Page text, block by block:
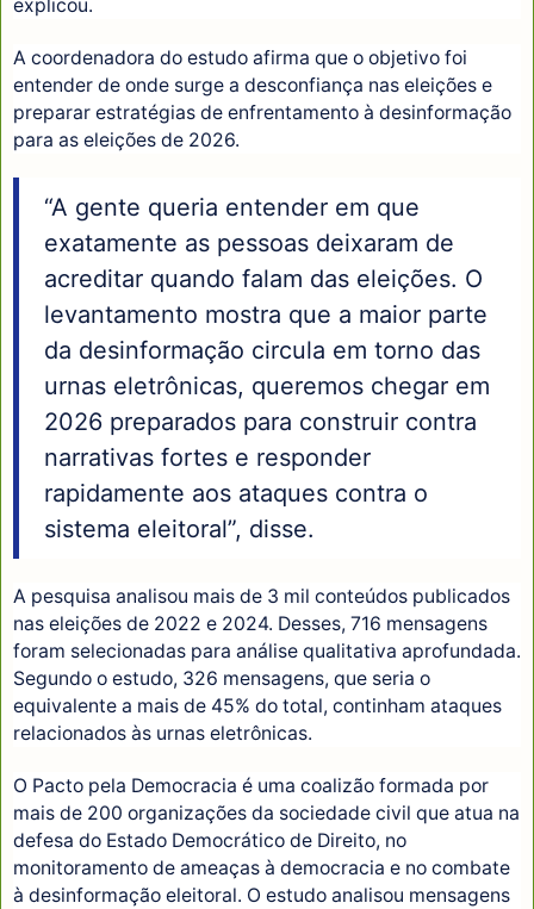
explicou.
A coordenadora do estudo afirma que o objetivo foi
entender de onde surge a desconfiança nas eleições e
preparar estratégias de enfrentamento à desinformação
para as eleições de 2026.
“A gente queria entender em que
exatamente as pessoas deixaram de
acreditar quando falam das eleições. O
levantamento mostra que a maior parte
da desinformação circula em torno das
urnas eletrônicas, queremos chegar em
2026 preparados para construir contra
narrativas fortes e responder
rapidamente aos ataques contra o
sistema eleitoral”, disse.
A pesquisa analisou mais de 3 mil conteúdos publicados
nas eleições de 2022 e 2024. Desses, 716 mensagens
foram selecionadas para análise qualitativa aprofundada.
Segundo o estudo, 326 mensagens, que seria o
equivalente a mais de 45% do total, continham ataques
relacionados às urnas eletrônicas.
O Pacto pela Democracia é uma coalizão formada por
mais de 200 organizações da sociedade civil que atua na
defesa do Estado Democrático de Direito, no
monitoramento de ameaças à democracia e no combate
à desinformação eleitoral. O estudo analisou mensagens